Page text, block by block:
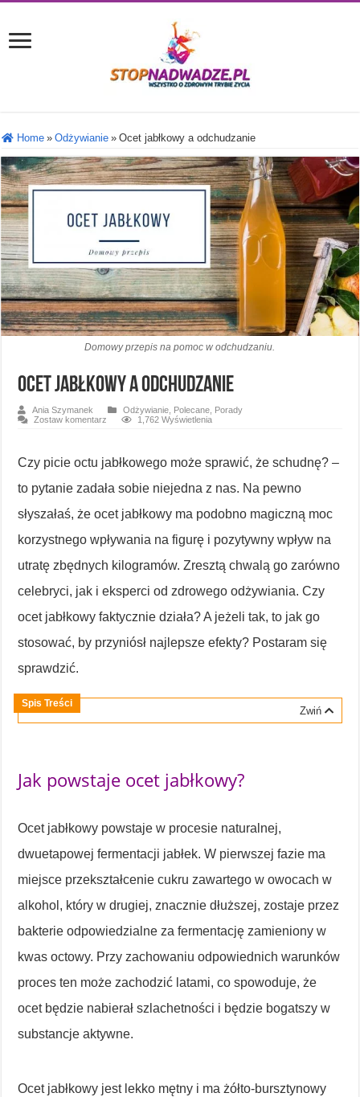
Home » Odżywianie » Ocet jabłkowy a odchudzanie
Domowy przepis na pomoc w odchudzaniu.
Ocet jabłkowy a odchudzanie
Ania Szymanek Odżywianie Polecane Porady
Zostaw komentarz
1,762 Wyświetlenia
Czy picie octu jabłkowego może sprawić, że schudnę? –
to pytanie zadała sobie niejedna z nas. Na pewno
słyszałaś, że ocet jabłkowy ma podobno magiczną moc
korzystnego wpływania na figurę i pozytywny wpływ na
utratę zbędnych kilogramów. Zresztą chwalą go zarówno
celebryci, jak i eksperci od zdrowego odżywiania. Czy
ocet jabłkowy faktycznie działa? A jeżeli tak, to jak go
stosować, by przyniósł najlepsze efekty? Postaram się
sprawdzić.
Spis Treści
Zwiń
Jak powstaje ocet jabłkowy?
Ocet jabłkowy powstaje w procesie naturalnej,
dwuetapowej fermentacji jabłek. W pierwszej fazie ma
miejsce przekształcenie cukru zawartego w owocach w
alkohol, który w drugiej, znacznie dłuższej, zostaje przez
bakterie odpowiedzialne za fermentację zamieniony w
kwas octowy. Przy zachowaniu odpowiednich warunków
proces ten może zachodzić latami, co spowoduje, że
ocet będzie nabierał szlachetności i będzie bogatszy w
substancje aktywne.
Ocet jabłkowy jest lekko mętny i ma żółto-bursztynowy